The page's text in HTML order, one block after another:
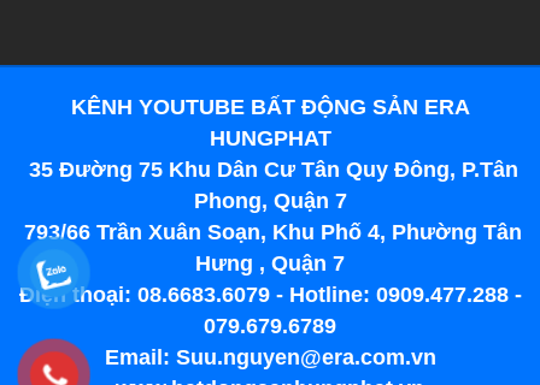
KÊNH YOUTUBE BẤT ĐỘNG SẢN ERA
HUNGPHAT
35 Đường 75 Khu Dân Cư Tân Quy Đông, P.Tân
Phong, Quận 7
793/66 Trần Xuân Soạn, Khu Phố 4, Phường Tân
Hưng , Quận 7
Điện thoại: 08.6683.6079 - Hotline: 0909.477.288 -
079.679.6789
Email: Suu.nguyen@era.com.vn